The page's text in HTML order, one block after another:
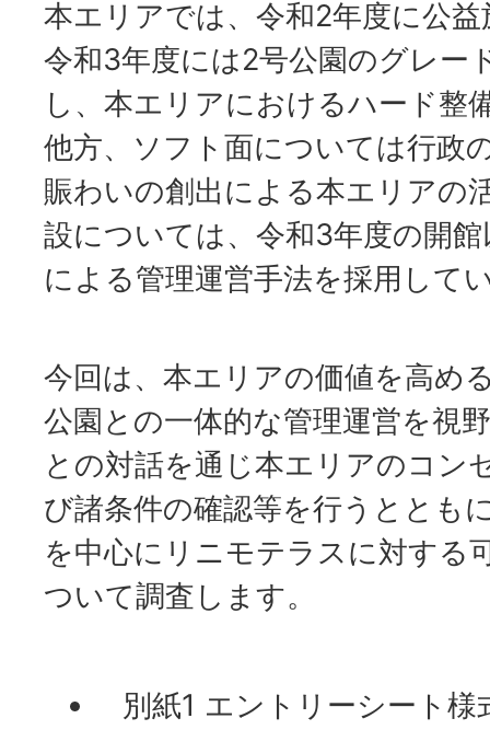
本エリアでは、令和2年度に公
令和3年度には2号公園のグレー
し、本エリアにおけるハード整
他方、ソフト面については行政
賑わいの創出による本エリアの
設については、令和3年度の開
による管理運営手法を採用して
今回は、本エリアの価値を高め
公園との一体的な管理運営を視
との対話を通じ本エリアのコン
び諸条件の確認等を行うととも
を中心にリニモテラスに対する
ついて調査します。
別紙1 エントリーシート様